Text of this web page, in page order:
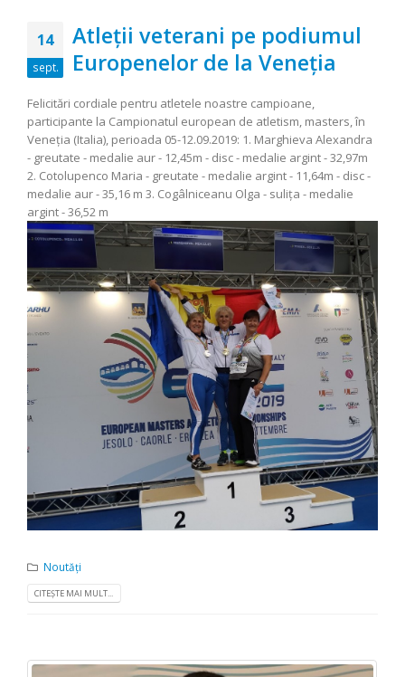
14
sept.
Atleţii veterani pe podiumul
Europenelor de la Veneţia
Felicitări cordiale pentru atletele noastre campioane,
participante la Campionatul european de atletism, masters, în
Veneția (Italia), perioada 05-12.09.2019: 1. Marghieva Alexandra
- greutate - medalie aur - 12,45m - disc - medalie argint - 32,97m
2. Cotolupenco Maria - greutate - medalie argint - 11,64m - disc -
medalie aur - 35,16 m 3. Cogâlniceanu Olga - sulița - medalie
argint - 36,52 m
Noutăți
CITEȘTE MAI MULT...